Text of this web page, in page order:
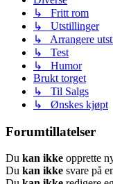
↳ Fritt rom
↳ Utstillinger
↳ Arrangere
↳ Test
↳ Humor
Brukt torget
↳ Til Salgs
↳ Ønskes kjøpt
Forumtillatelser
Du kan ikke opprette
Du kan ikke svare på